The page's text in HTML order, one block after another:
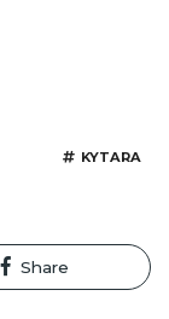
KYTARA
Share